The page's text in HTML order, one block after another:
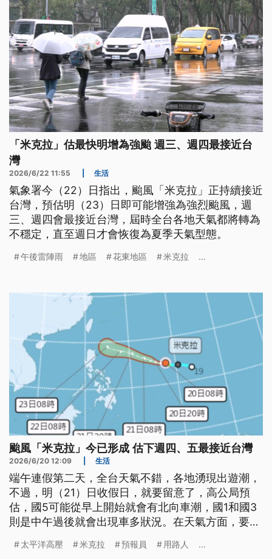
「米克拉」估最快明增為強颱 週三、週四最接近台
灣
2026/6/22 11:55 生活
氣象署今（22）日指出，颱風「米克拉」正持續接近
台灣，預估明（23）日即可能增強為強烈颱風，週
三、週四會最接近台灣，屆時全台各地天氣都將轉為
不穩定，直至週日才會恢復為夏季天氣型態。
午後雷陣雨 地區 花東地區 米克拉 ...
颱風「米克拉」今已形成 估下週四、五最接近台灣
2026/6/20 12:09 生活
端午連假第二天，全台天氣不錯，各地湧現出遊潮，
不過，明（21）日收假日，就要留意了，高公局預
估，國5可能從早上開始就會有北向車潮，國1和國3
則是中午過後就會出現車多狀況。在天氣方面，要留
（25日）、週五（26日）會最接近台灣，下星期太
太平洋高壓 米克拉 預報員 用路人 ...